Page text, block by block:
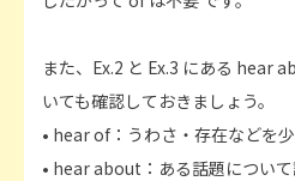
また、Ex.2 と Ex.3 にある hear
いても確認しておきましょう。
• hear of：うわさ・存在などを
• hear about：ある話題について